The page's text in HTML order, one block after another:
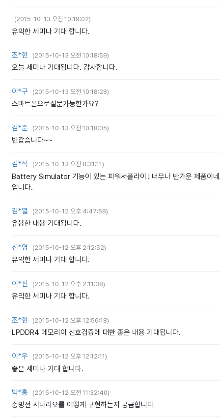
(2015-10-13 오전 10:19:02)
유익한 세미나 기대 합니다.
조*현 (2015-10-13 오전 10:18:59)
오늘 세미나 기대됩니다. 감사합니다.
이*구 (2015-10-13 오전 10:18:28)
스마트폰으로질문가능한가요?
김*준 (2015-10-13 오전 10:18:05)
반갑습니다~~
김*식 (2015-10-13 오전 8:31:11)
Battery Simulator 기능이 있는 파워서플라이 ! 너무나 반가운 제품이
입니다.
김*열 (2015-10-12 오후 4:47:58)
유용한 내용 기대됩니다.
신*영 (2015-10-12 오후 2:12:52)
유익한 세미나 기대 합니다.
이*진 (2015-10-12 오후 2:11:38)
유익한 세미나 기대 합니다.
조*현 (2015-10-12 오후 12:56:18)
LPDDR4 메모리이 신호검증에 대한 좋은 내용 기대됩니다.
이*우 (2015-10-12 오후 12:12:11)
좋은 세미나 기대 합니다.
박*홍 (2015-10-12 오전 11:32:40)
충방전 시나리오를 어떻게 구현하는지 궁금합니다